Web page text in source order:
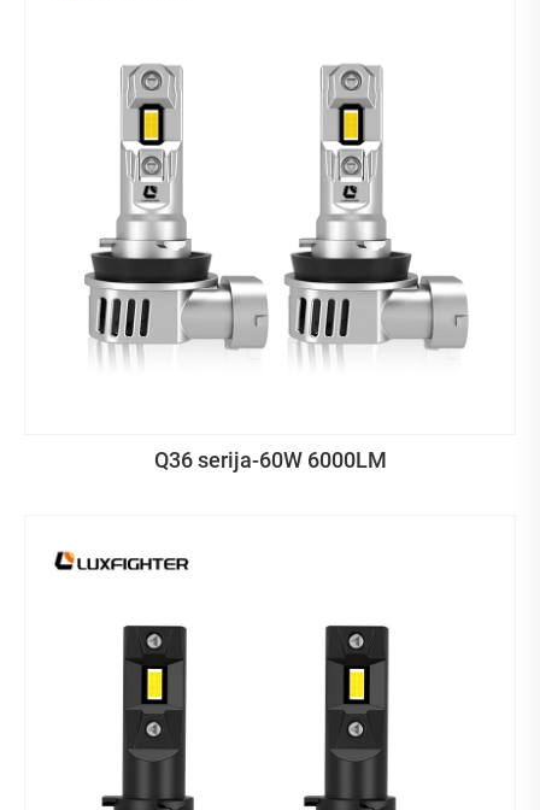
Q36 serija-60W 6000LM